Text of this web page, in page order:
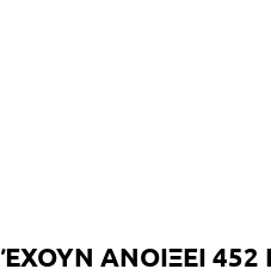
ΈΧΟΥΝ ΑΝΟΙΞΕΙ 452